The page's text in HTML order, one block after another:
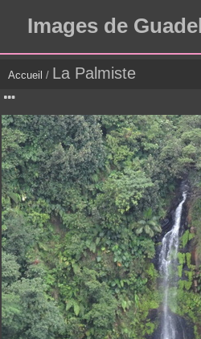
Images de
Accueil / La Palmiste